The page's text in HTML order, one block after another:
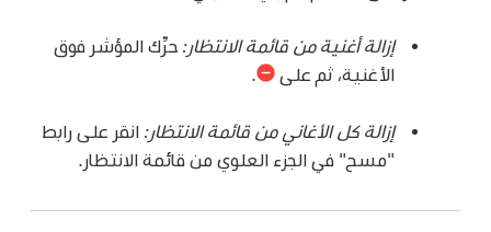
إزالة أغنية من قائمة الانتظار: حرِّك المؤشر فوق
الأغنية، ثم على
.
إزالة كل الأغاني من قائمة الانتظار: انقر على رابط
"مسح" في الجزء العلوي من قائمة الانتظار.